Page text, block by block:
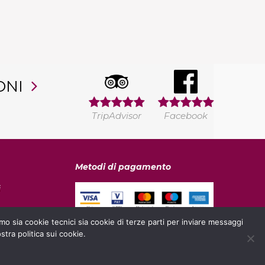
TripAdvisor Facebook
Metodi di pagamento
sia cookie tecnici sia cookie di terze parti per inviare messaggi
politica sui cookie.